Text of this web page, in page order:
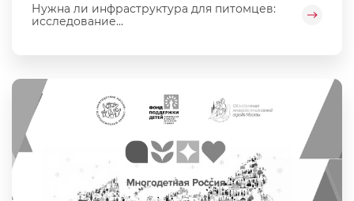
Нужна ли инфраструктура для питомцев:
исследование...